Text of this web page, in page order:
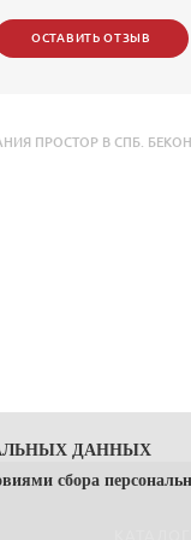
ОСТАВИТЬ ОТЗЫВ
ПРОСТОР В СПБ. БЕКОН
ДАННЫХ
сбора